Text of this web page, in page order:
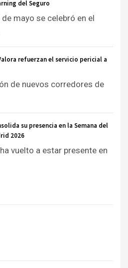
del Seguro
de mayo se celebró en el
refuerzan el servicio pericial a
de nuevos corredores de
su presencia en la Semana del
2026
vuelto a estar presente en